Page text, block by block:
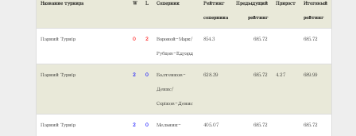
Название турнира W L Соперник Рейтинг
соперника
Предыдущий
рейтинг
Прирост Итоговый
рейтинг
Парний Турнір 0 2 Вороной-Марк/
Рубцов-Едуард
854.3 685.72 685.72
Парний Турнір 2 0 Болтенков-
Денис/
Сєріков-Денис
628.39 685.72 4.27 689.99
Парний Турнір 2 0 Мельник- 405.07 685.72 685.72